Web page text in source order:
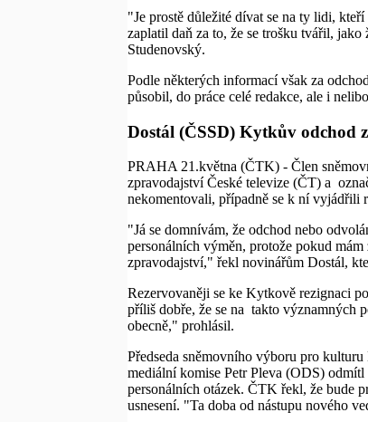
"Je prostě důležité dívat se na ty lidi,
zaplatil daň za to, že se trošku tvářil,
Studenovský.
Podle některých informací však za
působil, do práce celé redakce, ale i
Dostál (ČSSD) Kytkův odchod
PRAHA 21.května (ČTK) - Člen
zpravodajství České televize (ČT) a
nekomentovali, případně se k ní vyjádřili
"Já se domnívám, že odchod nebo
personálních výměn, protože pokud
zpravodajství," řekl novinářům Dostál,
Rezervovaněji se ke Kytkově rezignaci
příliš dobře, že se na takto významných
obecně," prohlásil.
Předseda sněmovního výboru pro
mediální komise Petr Pleva (ODS)
personálních otázek. ČTK řekl, že bude
usnesení. "Ta doba od nástupu nového